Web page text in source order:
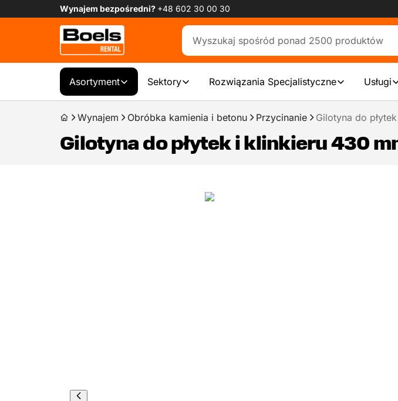
Wynajem bezpośredni? +48 602 30 00 30
Asortyment Sektory Rozwiązania Specjalistyczne Usługi
Wynajem Obróbka kamienia i betonu Przycinanie Gilotyna do
Gilotyna do płytek i klinkieru 430